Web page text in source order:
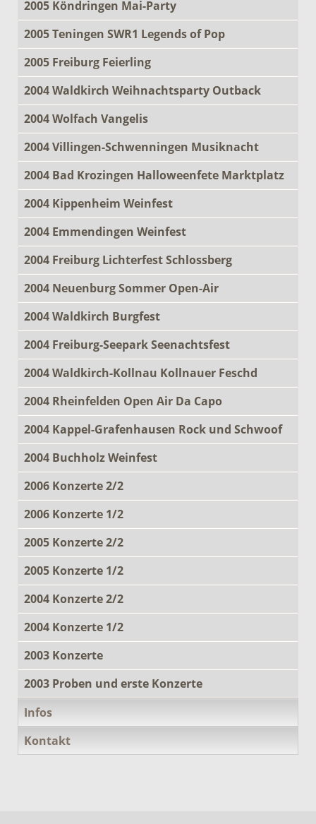
2005 Köndringen Mai-Party
2005 Teningen SWR1 Legends of Pop
2005 Freiburg Feierling
2004 Waldkirch Weihnachtsparty Outback
2004 Wolfach Vangelis
2004 Villingen-Schwenningen Musiknacht
2004 Bad Krozingen Halloweenfete Marktplatz
2004 Kippenheim Weinfest
2004 Emmendingen Weinfest
2004 Freiburg Lichterfest Schlossberg
2004 Neuenburg Sommer Open-Air
2004 Waldkirch Burgfest
2004 Freiburg-Seepark Seenachtsfest
2004 Waldkirch-Kollnau Kollnauer Feschd
2004 Rheinfelden Open Air Da Capo
2004 Kappel-Grafenhausen Rock und Schwoof
2004 Buchholz Weinfest
2006 Konzerte 2/2
2006 Konzerte 1/2
2005 Konzerte 2/2
2005 Konzerte 1/2
2004 Konzerte 2/2
2004 Konzerte 1/2
2003 Konzerte
2003 Proben und erste Konzerte
Infos
Kontakt